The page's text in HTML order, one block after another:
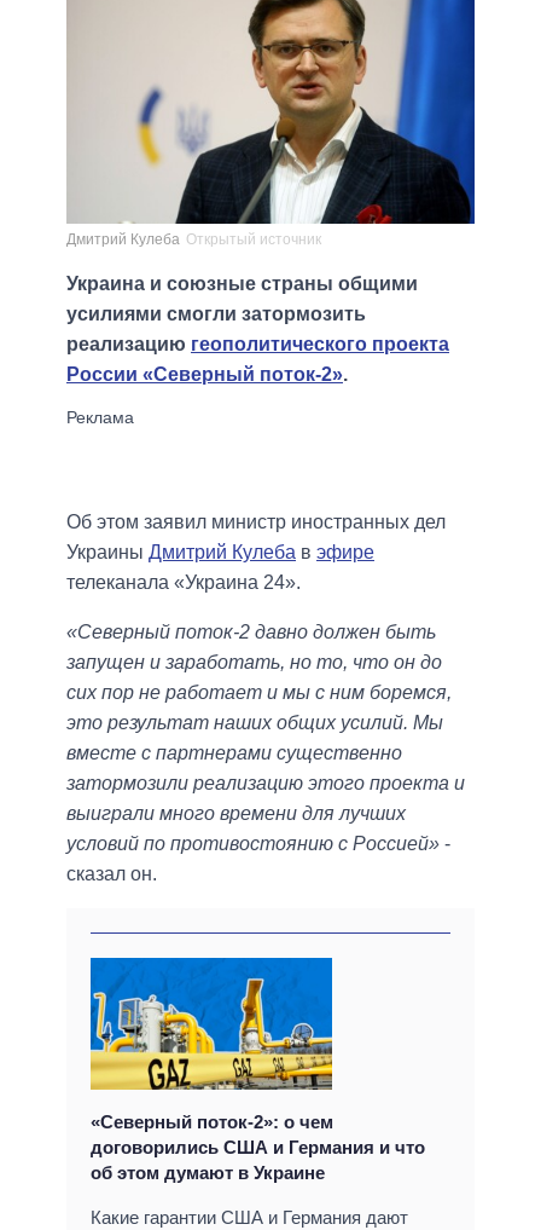
Дмитрий Кулеба Открытый источник
Украина и союзные страны общими
усилиями смогли затормозить
реализацию геополитического проекта
России «Северный поток-2».
Об этом заявил министр иностранных дел
Украины Дмитрий Кулеба в эфире
телеканала «Украина 24».
«Северный поток-2 давно должен быть
запущен и заработать, но то, что он до
сих пор не работает и мы с ним боремся,
это результат наших общих усилий. Мы
вместе с партнерами существенно
затормозили реализацию этого проекта и
выиграли много времени для лучших
условий по противостоянию с Россией» -
сказал он.
«Северный поток-2»: о чем
договорились США и Германия и что
об этом думают в Украине
Какие гарантии США и Германия дают